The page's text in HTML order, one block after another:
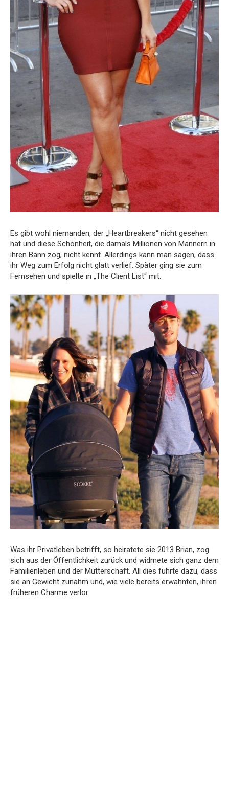
Es gibt wohl niemanden, der „Heartbreakers“ nicht gesehen
hat und diese Schönheit, die damals Millionen von Männern in
ihren Bann zog, nicht kennt. Allerdings kann man sagen, dass
ihr Weg zum Erfolg nicht glatt verlief. Später ging sie zum
Fernsehen und spielte in „The Client List“ mit.
Was ihr Privatleben betrifft, so heiratete sie 2013 Brian, zog
sich aus der Öffentlichkeit zurück und widmete sich ganz dem
Familienleben und der Mutterschaft. All dies führte dazu, dass
sie an Gewicht zunahm und, wie viele bereits erwähnten, ihren
früheren Charme verlor.